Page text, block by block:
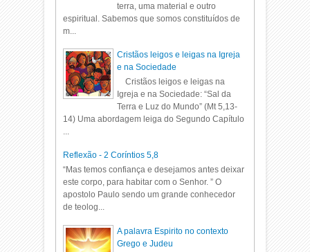
terra, uma material e outro
espiritual. Sabemos que somos constituídos de
m...
Cristãos leigos e leigas na Igreja
e na Sociedade
Cristãos leigos e leigas na
Igreja e na Sociedade: “Sal da
Terra e Luz do Mundo” (Mt 5,13-
14) Uma abordagem leiga do Segundo Capítulo
Reflexão - 2 Coríntios 5,8
“Mas temos confiança e desejamos antes deixar
este corpo, para habitar com o Senhor. ” O
apostolo Paulo sendo um grande conhecedor
de teolog...
A palavra Espirito no contexto
Grego e Judeu